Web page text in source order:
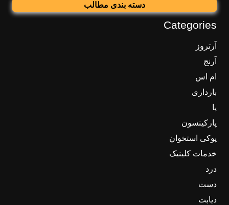
دسته بندی مطالب
Categories
آرتروز
آرنج
ام اس
بارداری
پا
پارکینسون
پوکی استخوان
خدمات کلینیک
درد
دست
دیابت